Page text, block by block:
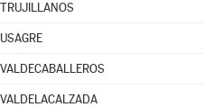
TRUJILLANOS
USAGRE
VALDECABALLEROS
VALDELACALZADA